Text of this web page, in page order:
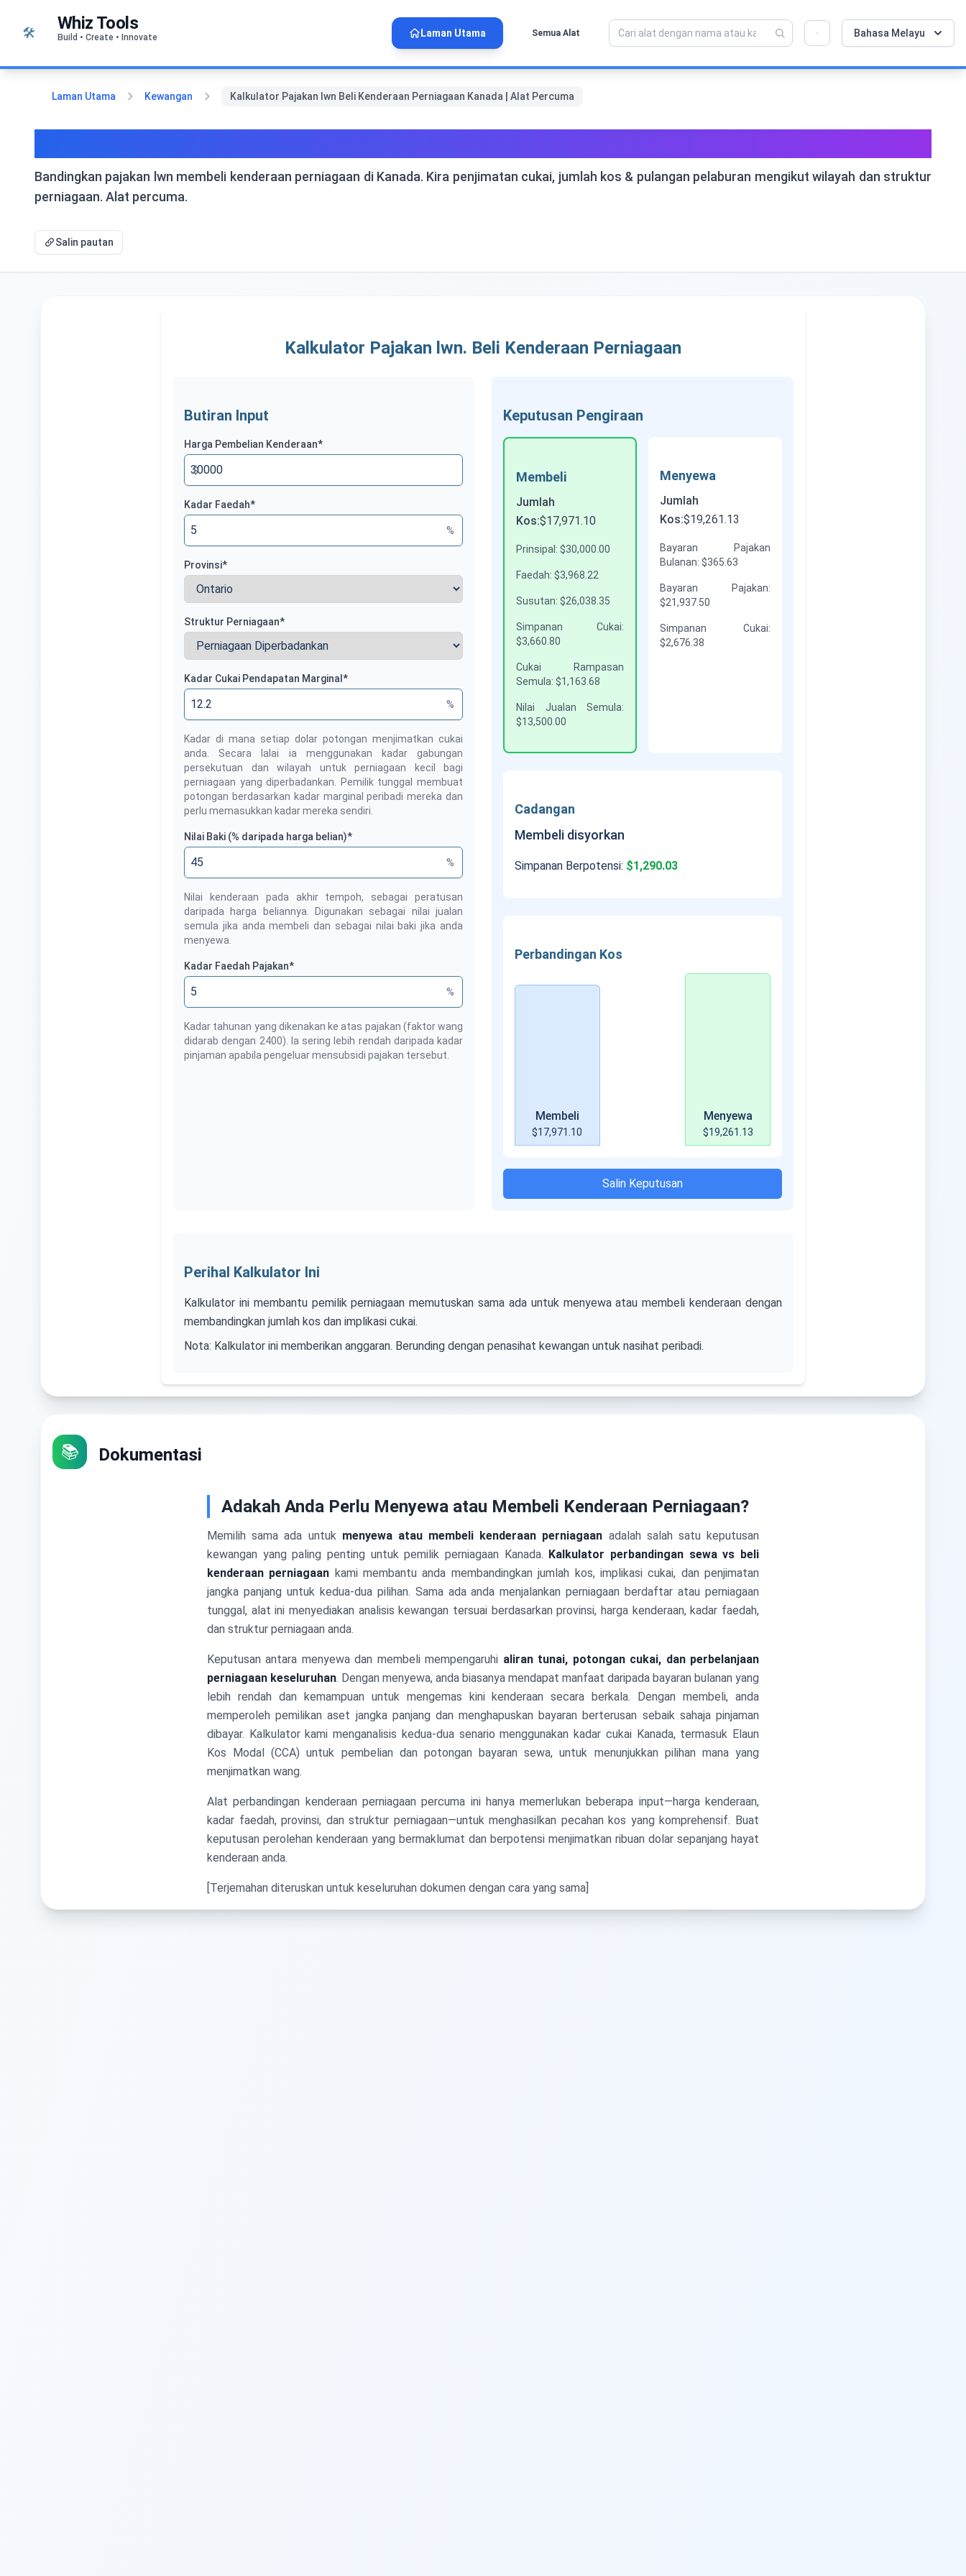
🛠️ Whiz Tools
Build • Create • Innovate Laman Utama Semua Alat Bahasa Melayu
Laman Utama Kewangan Kalkulator Pajakan lwn Beli Kenderaan Perniagaan Kanada | Alat Percuma
Bandingkan pajakan lwn membeli kenderaan perniagaan di Kanada. Kira penjimatan cukai, jumlah kos & pulangan pelaburan mengikut wilayah dan struktur
perniagaan. Alat percuma.
Salin pautan
Kalkulator Pajakan lwn. Beli Kenderaan Perniagaan
Butiran Input
Harga Pembelian Kenderaan*
$
Kadar Faedah*
%
Provinsi*
Struktur Perniagaan*
Kadar Cukai Pendapatan Marginal *
%
Kadar di mana setiap dolar potongan menjimatkan cukai
anda. Secara lalai ia menggunakan kadar gabungan
persekutuan dan wilayah untuk perniagaan kecil bagi
perniagaan yang diperbadankan. Pemilik tunggal membuat
potongan berdasarkan kadar marginal peribadi mereka dan
perlu memasukkan kadar mereka sendiri.
Nilai Baki (% daripada harga belian)*
%
Nilai kenderaan pada akhir tempoh, sebagai peratusan
daripada harga beliannya. Digunakan sebagai nilai jualan
semula jika anda membeli dan sebagai nilai baki jika anda
menyewa.
Kadar Faedah Pajakan*
%
Kadar tahunan yang dikenakan ke atas pajakan (faktor wang
didarab dengan 2400). Ia sering lebih rendah daripada kadar
pinjaman apabila pengeluar mensubsidi pajakan tersebut.
Keputusan Pengiraan
Membeli
Jumlah
Kos:$17,971.10
Prinsipal : $30,000.00
Faedah: $3,968.22
Susutan: $26,038.35
Simpanan Cukai:
$3,660.80
Cukai Rampasan
Semula: $1,163.68
Nilai Jualan Semula:
$13,500.00
Menyewa
Jumlah
Kos:$19,261.13
Bayaran Pajakan
Bulanan: $365.63
Bayaran Pajakan:
$21,937.50
Simpanan Cukai:
$2,676.38
Cadangan
Membeli disyorkan
Simpanan Berpotensi: $1,290.03
Perbandingan Kos
Membeli
$17,971.10
Menyewa
$19,261.13
Salin Keputusan
Perihal Kalkulator Ini
Kalkulator ini membantu pemilik perniagaan memutuskan sama ada untuk menyewa atau membeli kenderaan dengan
membandingkan jumlah kos dan implikasi cukai.
Nota: Kalkulator ini memberikan anggaran. Berunding dengan penasihat kewangan untuk nasihat peribadi.
📚 Dokumentasi
Adakah Anda Perlu Menyewa atau Membeli Kenderaan Perniagaan?
Memilih sama ada untuk menyewa atau membeli kenderaan perniagaan adalah salah satu keputusan
kewangan yang paling penting untuk pemilik perniagaan Kanada. Kalkulator perbandingan sewa vs beli
kenderaan perniagaan kami membantu anda membandingkan jumlah kos, implikasi cukai, dan penjimatan
jangka panjang untuk kedua-dua pilihan. Sama ada anda menjalankan perniagaan berdaftar atau perniagaan
tunggal, alat ini menyediakan analisis kewangan tersuai berdasarkan provinsi, harga kenderaan, kadar faedah,
dan struktur perniagaan anda.
Keputusan antara menyewa dan membeli mempengaruhi aliran tunai, potongan cukai, dan perbelanjaan
perniagaan keseluruhan. Dengan menyewa, anda biasanya mendapat manfaat daripada bayaran bulanan yang
lebih rendah dan kemampuan untuk mengemas kini kenderaan secara berkala. Dengan membeli, anda
memperoleh pemilikan aset jangka panjang dan menghapuskan bayaran berterusan sebaik sahaja pinjaman
dibayar. Kalkulator kami menganalisis kedua-dua senario menggunakan kadar cukai Kanada, termasuk Elaun
Kos Modal (CCA) untuk pembelian dan potongan bayaran sewa, untuk menunjukkan pilihan mana yang
menjimatkan wang.
Alat perbandingan kenderaan perniagaan percuma ini hanya memerlukan beberapa input—harga kenderaan,
kadar faedah, provinsi, dan struktur perniagaan—untuk menghasilkan pecahan kos yang komprehensif. Buat
keputusan perolehan kenderaan yang bermaklumat dan berpotensi menjimatkan ribuan dolar sepanjang hayat
kenderaan anda.
[Terjemahan diteruskan untuk keseluruhan dokumen dengan cara yang sama]
💡 Sukakan alat ini? Bantu kami menjadikannya
lebih baik lagi!
×
Klik untuk membuka →